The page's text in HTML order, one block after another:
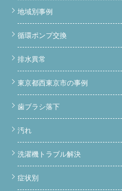
地域別事例
循環ポンプ交換
排水異常
東京都西東京市の事例
歯ブラシ落下
汚れ
洗濯機トラブル解決
症状別